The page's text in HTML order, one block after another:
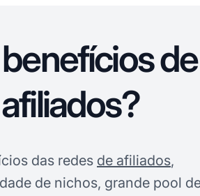
de
das redes de afiliados,
de nichos, grande pool